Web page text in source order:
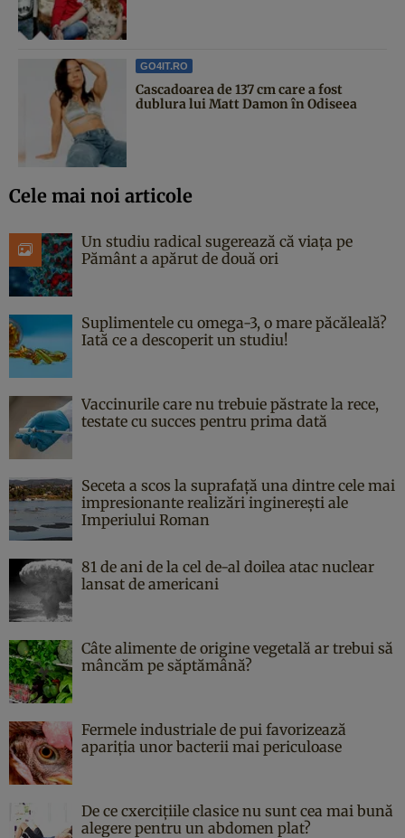
GO4IT.RO
Cascadoarea de 137 cm care a fost
dublura lui Matt Damon în Odiseea
Cele mai noi articole
Un studiu radical sugerează că viața pe
Pământ a apărut de două ori
Suplimentele cu omega-3, o mare păcăleală?
Iată ce a descoperit un studiu!
Vaccinurile care nu trebuie păstrate la rece,
testate cu succes pentru prima dată
Seceta a scos la suprafață una dintre cele mai
impresionante realizări inginerești ale
Imperiului Roman
81 de ani de la cel de-al doilea atac nuclear
lansat de americani
Câte alimente de origine vegetală ar trebui să
mâncăm pe săptămână?
Fermele industriale de pui favorizează
apariția unor bacterii mai periculoase
De ce cxercițiile clasice nu sunt cea mai bună
alegere pentru un abdomen plat?